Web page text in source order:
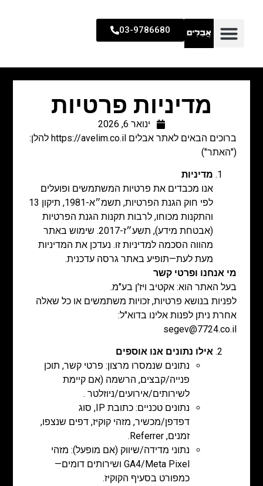
03-9786680
מדיניות פרטיות
ינואר 6, 2026
ברוכים הבאים לאתר אבלים https://avelim.co.il להלן:
("האתר")
מדיניות
אנו מכבדים את פרטיות המשתמשים ופועלים
לפי חוק הגנת הפרטיות, תשמ״א-1981, תיקון 13
והתקנות מכוחו, לרבות תקנות הגנת הפרטיות
(אבטחת מידע), תשע״ז-2017. שימוש באתר
מהווה הסכמה למדיניות זו. נעדכן את המדיניות
מעת לעת—תופיע באתר גרסה עדכנית.
מי אנחנו ופרטי קשר
בעל האתר הוא: אקטיב ויז'ן בע"מ.
לפניות בנושא פרטיות, זכויות משתמשים או כל שאלה
אחרת ניתן לפנות אלינו בדוא"ל:
segev@7724.co.il
אילו נתונים אנו אוספים
נתונים שנמסרו מרצון: פרטי קשר, תוכן
פנייה/קבצים, הרשמה (אם קיימת
לשירותים/אירועים/ניוזלטר .
נתונים טכניים: כתובת IP, סוג
דפדפן/מכשיר, מזהי קוקיז, דפים שנצפו,
זמנים, Referrer.
נתוני מדידה/שיווק (אם מופעל): מזהי
GA4/Meta Pixel ושירותים דומים—
כמפורט בסעיף הקוקיז.